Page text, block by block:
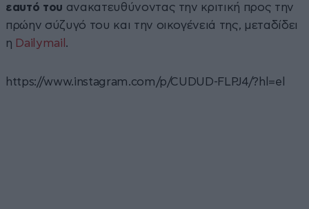
εαυτό του ανακατευθύνοντας την κριτική προς την
πρώην σύζυγό του και την οικογένειά της, μεταδίδει
η Dailymail .
https://www.instagram.com/p/CUDUD-FLPJ4/?hl=el